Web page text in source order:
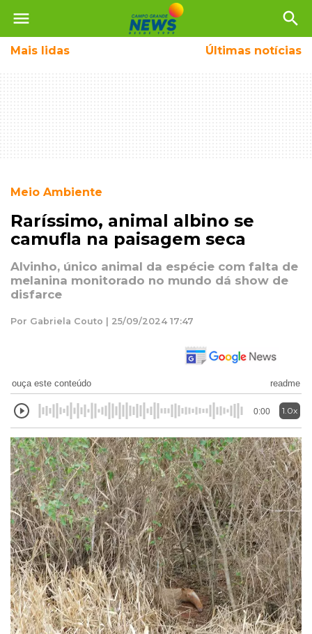
menu search
Mais lidas Últimas notícias
Meio Ambiente
Raríssimo, animal albino se
camufla na paisagem seca
Alvinho, único animal da espécie com falta de
melanina monitorado no mundo dá show de
disfarce
Por Gabriela Couto | 25/09/2024 17:47
ouça este conteúdo readme
0:00 1.0x